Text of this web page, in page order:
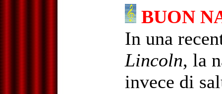
BUON
In una
Lincoln, la
invece di